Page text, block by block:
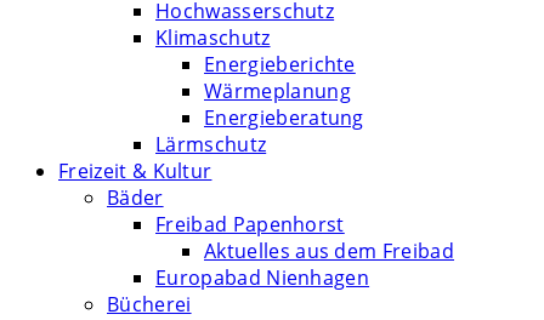
Hochwasserschutz
Klimaschutz
Energieberichte
Wärmeplanung
Energieberatung
Lärmschutz
Freizeit & Kultur
Bäder
Freibad Papenhorst
Aktuelles aus dem Freibad
Europabad Nienhagen
Bücherei